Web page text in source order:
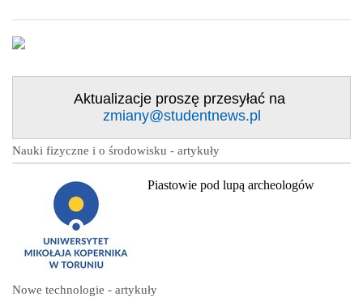
Aktualizacje proszę przesyłać na
zmiany@studentnews.pl
Nauki fizyczne i o środowisku - artykuły
Piastowie pod lupą archeologów
Nowe technologie - artykuły